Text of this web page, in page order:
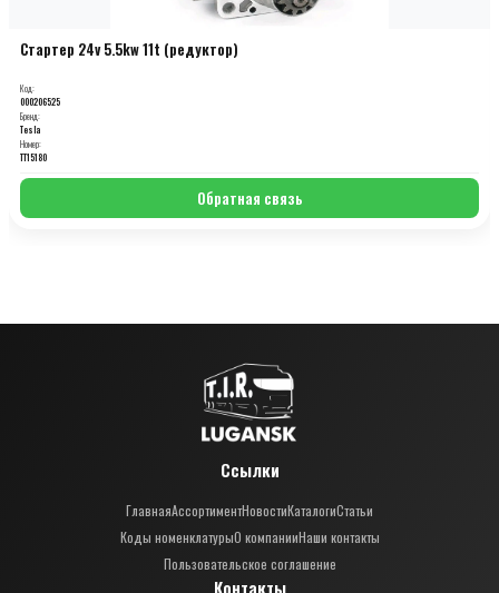
Стартер 24v 5.5kw 11t (редуктор)
Код:
000206525
Бренд:
Tesla
Номер:
TT15180
Обратная связь
Ссылки
ГлавнаяАссортиментНовостиКаталогиСтатьи
Коды номенклатурыО компанииНаши контакты
Пользовательское соглашение
Контакты